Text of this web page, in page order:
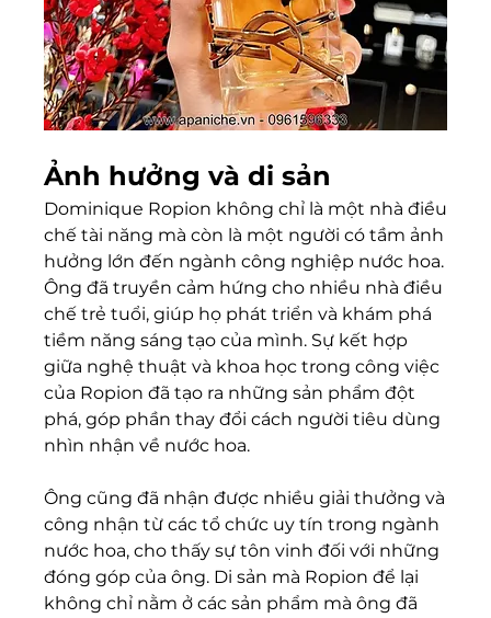
Ảnh hưởng và di sản
Dominique Ropion không chỉ là một nhà điều
chế tài năng mà còn là một người có tầm ảnh
hưởng lớn đến ngành công nghiệp nước hoa.
Ông đã truyền cảm hứng cho nhiều nhà điều
chế trẻ tuổi, giúp họ phát triển và khám phá
tiềm năng sáng tạo của mình. Sự kết hợp
giữa nghệ thuật và khoa học trong công việc
của Ropion đã tạo ra những sản phẩm đột
phá, góp phần thay đổi cách người tiêu dùng
nhìn nhận về nước hoa.
Ông cũng đã nhận được nhiều giải thưởng và
công nhận từ các tổ chức uy tín trong ngành
nước hoa, cho thấy sự tôn vinh đối với những
đóng góp của ông. Di sản mà Ropion để lại
không chỉ nằm ở các sản phẩm mà ông đã